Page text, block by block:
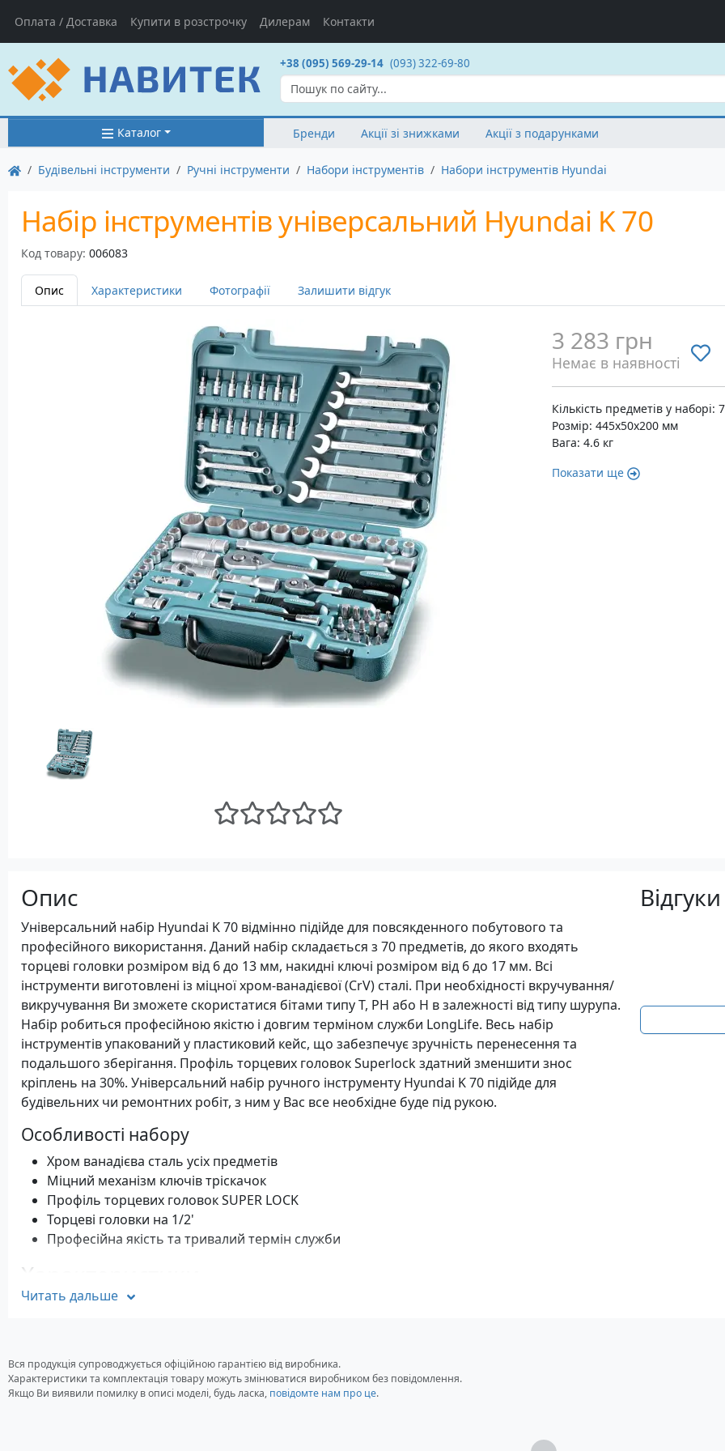
Оплата / Доставка Купити в розстрочку Дилерам Контакти
+38 (095) 569-29-14 (093) 322-69-80
Каталог Бренди Акції зі знижками Акції з подарунками
Будівельні інструменти Ручні інструменти Набори інструментів Набори інструментів Hyundai
Набір інструментів універсальний Hyundai K 70
Код товару: 006083
Опис Характеристики Фотографії Залишити відгук
3 283 грн
Немає в наявності
Кількість предметів у наборі:
Розмір: 445х50х200 мм
Вага: 4.6 кг
Показати ще
Опис
Універсальний набір Hyundai K 70 відмінно підійде для повсякденного побутового та
професійного використання. Даний набір складається з 70 предметів, до якого входять
торцеві головки розміром від 6 до 13 мм, накидні ключі розміром від 6 до 17 мм. Всі
інструменти виготовлені із міцної хром-ванадієвої (CrV) сталі. При необхідності вкручування/
викручування Ви зможете скористатися бітами типу T, PH або H в залежності від типу шурупа.
Набір робиться професійною якістю і довгим терміном служби LongLife. Весь набір
інструментів упакований у пластиковий кейс, що забезпечує зручність перенесення та
подальшого зберігання. Профіль торцевих головок Superlock здатний зменшити знос
кріплень на 30%. Універсальний набір ручного інструменту Hyundai K 70 підійде для
будівельних чи ремонтних робіт, з ним у Вас все необхідне буде під рукою.
Особливості набору
Хром ванадієва сталь усіх предметів
Міцний механізм ключів тріскачок
Профіль торцевих головок SUPER LOCK
Торцеві головки на 1/2'
Професійна якість та тривалий термін служби
Характеристики
Кількість предметів у наборі: 70 шт
Стандартна комплектація універсального набору
інструментів Hyundai K 70
Читать дальше
Вся продукція супроводжується офіційною гарантією від виробника.
Характеристики та комплектація товару можуть змінюватися виробником без повідомлення.
Якщо Ви виявили помилку в описі моделі, будь ласка, повідомте нам про це.
Загрузка...